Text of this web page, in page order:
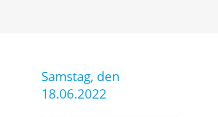
Samstag, den
18.06.2022